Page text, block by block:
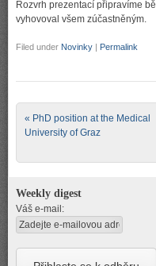
Rozvrh prezentací připravíme
vyhovoval všem zúčastněným.
Filed under Novinky | Permalink
Post navigation
« PhD position at the Medical
University of Graz
Weekly digest
Váš e-mail: